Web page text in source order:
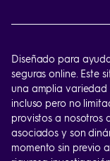
Diseñado para
seguras online. Este
una amplia variedad
incluso pero no
provistos a nosotros
asociados y son
momento sin previo